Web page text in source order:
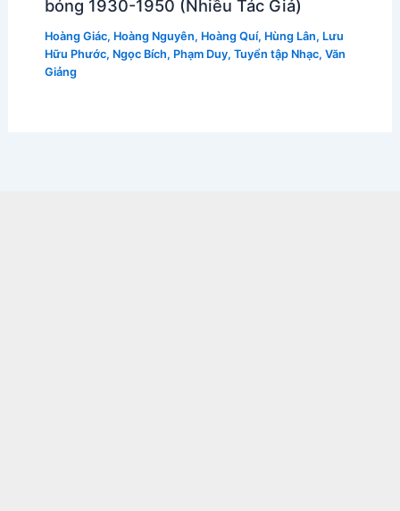
bóng 1930-1950 (Nhiều Tác Giả)
Hoàng Giác, Hoàng Nguyên, Hoàng Quí, Hùng Lân, Lưu
Hữu Phước, Ngọc Bích, Phạm Duy, Tuyển tập Nhạc, Văn
Giảng